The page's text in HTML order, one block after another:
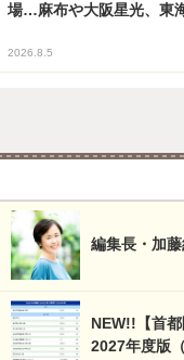
場…麻布や大阪星光、東
2026.8.5
編集長・加
NEW!!【首
2027年度版